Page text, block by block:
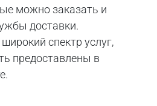
можно заказать и
доставки.
спектр услуг,
предоставлены в